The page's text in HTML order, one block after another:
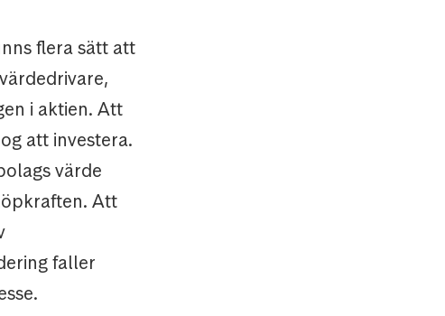
flera sätt att
i aktien. Att
att investera.
värde
Att
faller